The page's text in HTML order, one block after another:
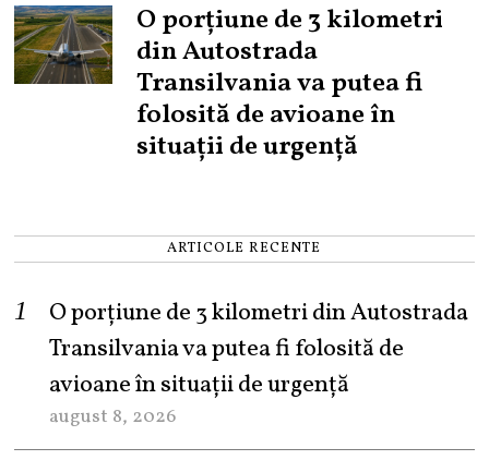
O porțiune de 3 kilometri
din Autostrada
Transilvania va putea fi
folosită de avioane în
situații de urgență
ARTICOLE RECENTE
O porțiune de 3 kilometri din Autostrada
Transilvania va putea fi folosită de
avioane în situații de urgență
august 8, 2026